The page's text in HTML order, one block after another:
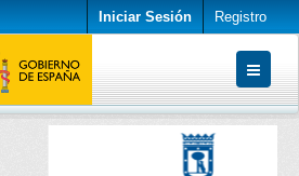
Iniciar Sesión Registro